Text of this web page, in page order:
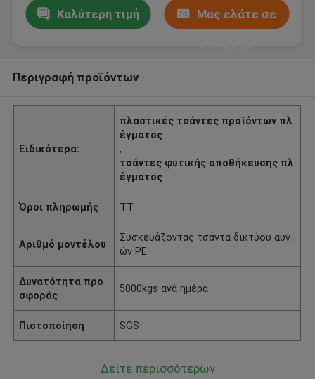
Καλύτερη τιμή Μας ελάτε σε
Περιγραφή προϊόντων
Ειδικότερα:
πλαστικές τσάντες προϊόντων πλ
έγματος
,
τσάντες φυτικής αποθήκευσης πλ
έγματος
Όροι πληρωμής TT
Αριθμό μοντέλου
Συσκευάζοντας τσάντα δικτύου αυγ
ών PE
Δυνατότητα προ
σφοράς
5000kgs ανά ημέρα
Πιστοποίηση SGS
Δείτε περισσότερων